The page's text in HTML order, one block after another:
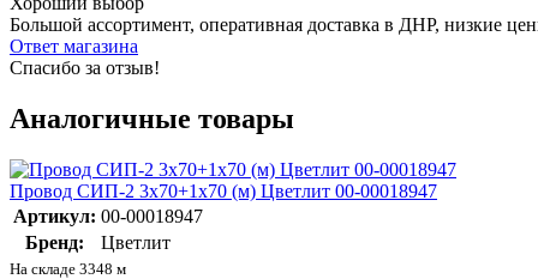
Большой ассортимент, оперативная доставка в ДНР, низкие
Ответ магазина
Спасибо за отзыв!
Аналогичные товары
Провод СИП-2 3х70+1х70 (м) Цветлит 00-00018947
Артикул: 00-00018947
Бренд:
Цветлит
На складе 3348 м